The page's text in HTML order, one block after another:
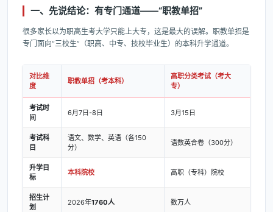
一、先说结论：有专门通道——“职教单招”
很多家长以为职高生考大学只能上大专，这是最大的误解。职教单招是
专门面向“三校生”（职高、中专、技校毕业生）的本科升学通道。
对比维
度
职教单招（考本科）
高职分类考试（考大
专）
考试时
间
6月7日-8日 3月15日
考试科
目
语文、数学、英语（各150
分）
语数英合卷（300分）
升学目
标
本科院校 高职（专科）院校
招生计
划
2026年1760人 数万人